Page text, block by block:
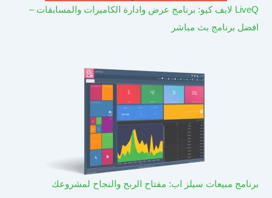
LiveQ لايف كيو: برنامج عرض وادارة الكاميرات والمسابقات –
افضل برنامج بث مباشر
برنامج مبيعات سيلز اب: مفتاح الربح والنجاح لمشروعك